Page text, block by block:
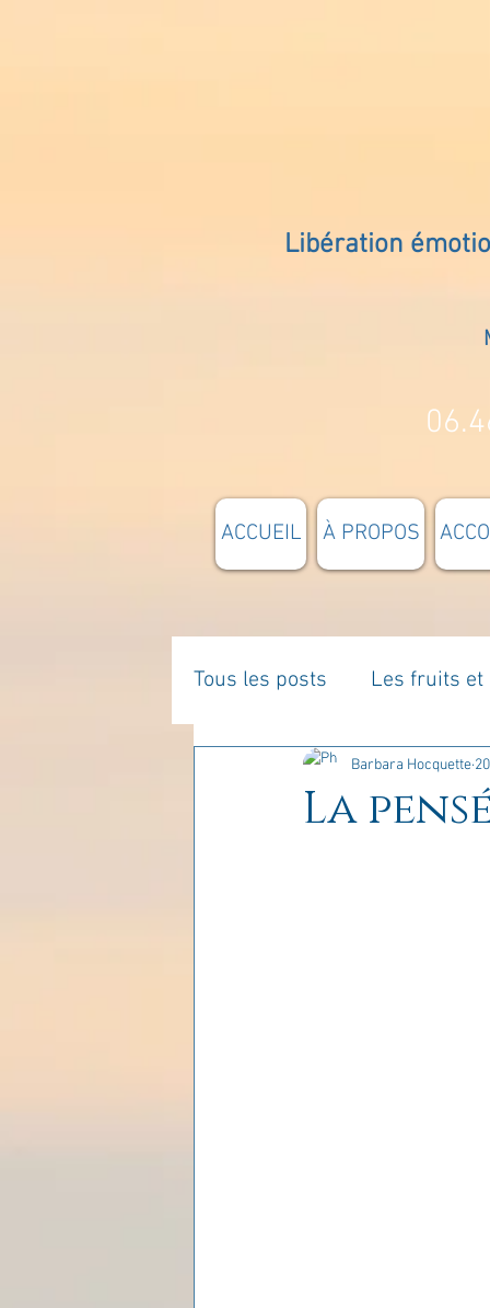
Libération
ACCUEIL À PROPOS
Tous les posts Les fruits et
La parentalité De vous
La
Barbara Hocquette